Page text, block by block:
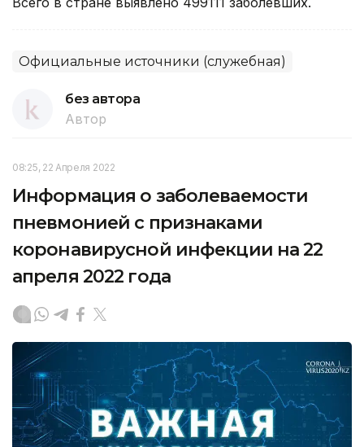
Официальные источники (служебная)
без автора
Автор
08:25, 22 Апреля 2022
Информация о заболеваемости
пневмонией с признаками
коронавирусной инфекции на 22
апреля 2022 года